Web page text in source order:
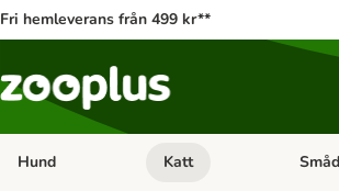
Fri hemleverans från 499 kr**
Hund Open category menu: Hund
Katt Open